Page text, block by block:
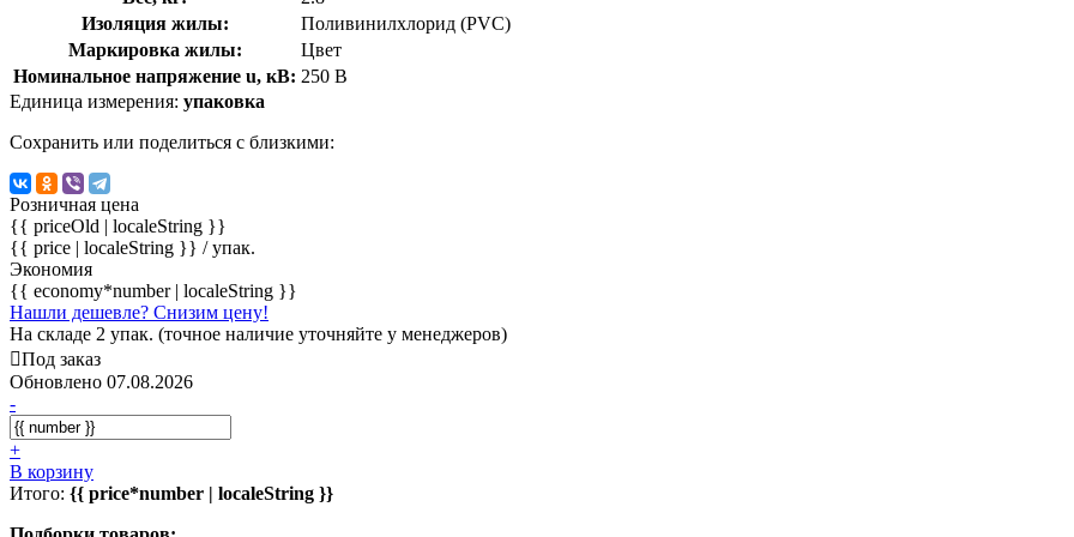
Изоляция жилы:
Поливинилхлорид (PVC)
Маркировка жилы:
Цвет
Номинальное напряжение u, кВ: 250 В
Единица измерения: упаковка
Сохранить или поделиться с близкими:
Розничная цена
{{ priceOld | localeString }}
{{ price | localeString }} / упак.
Экономия
{{ economy*number | localeString }}
Нашли дешевле? Снизим цену!
На складе 2 упак. (точное наличие уточняйте у менеджеров)
Под заказ
Обновлено 07.08.2026
-
+
В корзину
Итого: {{ price*number | localeString }}